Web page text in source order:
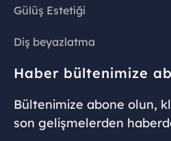
Gülüş Estetiği
Diş beyazlatma
Haber bültenimize
Bültenimize abone olun,
son gelişmelerden